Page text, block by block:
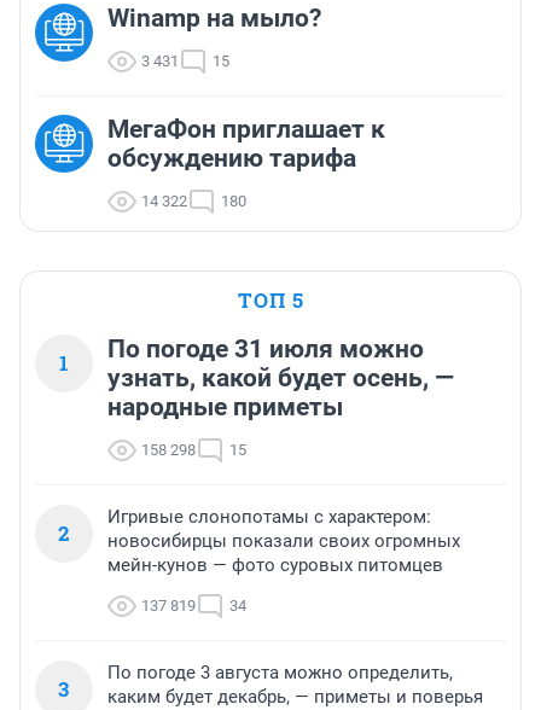
Winamp на мыло?
3 431 15
МегаФон приглашает к
обсуждению тарифа
14 322 180
ТОП 5
1
По погоде 31 июля можно
узнать, какой будет осень, —
народные приметы
158 298 15
2
Игривые слонопотамы с характером:
новосибирцы показали своих огромных
мейн-кунов — фото суровых питомцев
137 819 34
3
По погоде 3 августа можно определить,
каким будет декабрь, — приметы и поверья